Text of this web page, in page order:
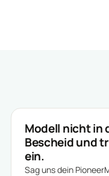
Modell nicht in
Bescheid und
ein.
Sag uns dein